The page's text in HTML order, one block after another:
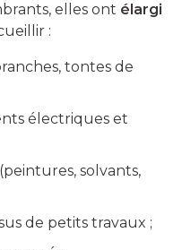
elles ont élargi
:
tontes de
électriques et
solvants,
de petits travaux ;